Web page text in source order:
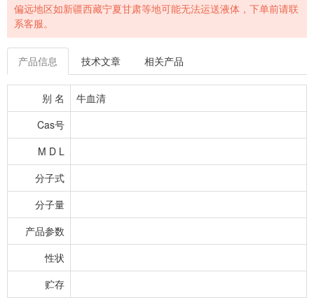
偏远地区如新疆西藏宁夏甘肃等地可能无法运送液体，下单前请联
系客服。
产品信息 技术文章 相关产品
别 名
牛血清
Cas号
M D L
分子式
分子量
产品参数
性状
贮存